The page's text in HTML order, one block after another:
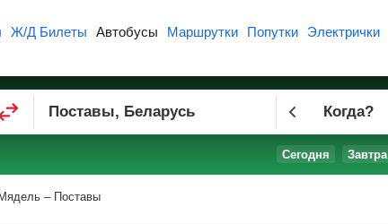
Ж/Д Билеты Автобусы Маршрутки Попутки Электрички
Когда?
Сегодня Завтра
Мядель – Поставы